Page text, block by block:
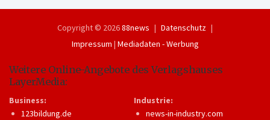
Copyright © 202688news
Datenschutz
Impressum | Mediadaten - Werbung
Weitere Online-Angebote des Verlagshauses
LayerMedia:
Business:
123bildung.de
Industrie:
news-in-industry.com